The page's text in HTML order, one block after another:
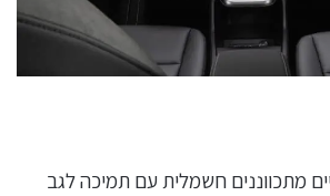
מתכווננים חשמלית עם תמיכה לגב